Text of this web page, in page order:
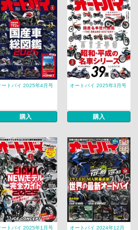
ートバイ 2025年4月号
購入
オートバイ 2025年3月号
購入
ートバイ 2025年1月号
オートバイ 2024年12月